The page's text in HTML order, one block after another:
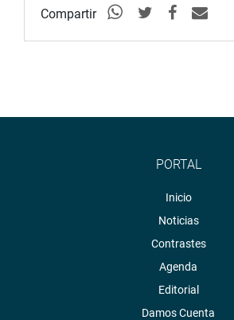
Compartir
PORTAL
Inicio
Noticias
Contrastes
Agenda
Editorial
Damos Cuenta